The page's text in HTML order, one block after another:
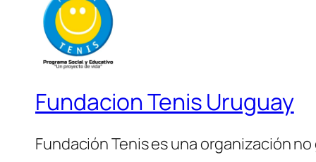
Fundacion Tenis Uruguay
Fundación Tenis es una organización